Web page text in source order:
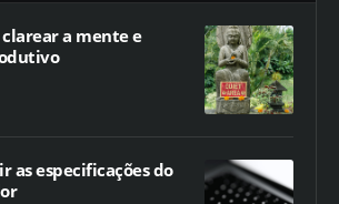
a mente e
as especificações do